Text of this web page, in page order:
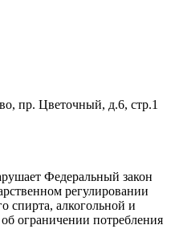
пр. Цветочный, д.6, стр.1
Федеральный закон
регулировании
спирта, алкогольной и
ограничении потребления